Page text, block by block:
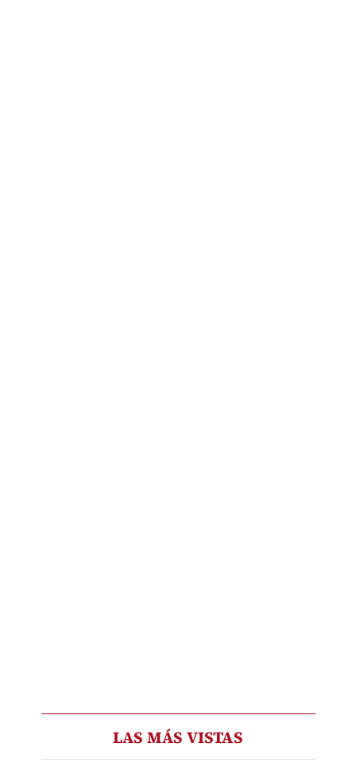
LAS MÁS VISTAS